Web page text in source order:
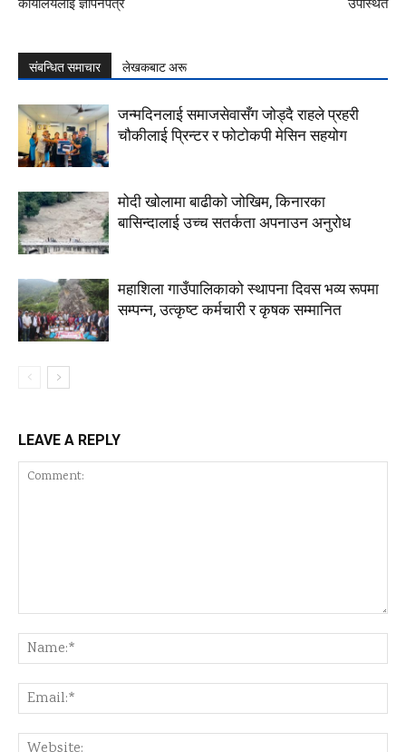
कार्यालयलाई ज्ञापनपत्र उपस्थित
संबन्धित समाचार लेखकबाट अरू
जन्मदिनलाई समाजसेवासँग जोड्दै राहले प्रहरी
चौकीलाई प्रिन्टर र फोटोकपी मेसिन सहयोग
मोदी खोलामा बाढीको जोखिम, किनारका
बासिन्दालाई उच्च सतर्कता अपनाउन अनुरोध
महाशिला गाउँपालिकाको स्थापना दिवस भव्य रूपमा
सम्पन्न, उत्कृष्ट कर्मचारी र कृषक सम्मानित
LEAVE A REPLY